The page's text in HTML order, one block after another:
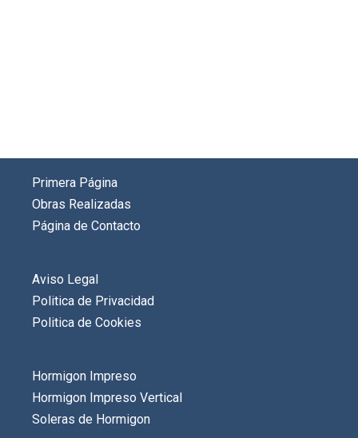
Primera Página
Obras Realizadas
Página de Contacto
Aviso Legal
Politica de Privacidad
Politica de Cookies
Hormigon Impreso
Hormigon Impreso Vertical
Soleras de Hormigon